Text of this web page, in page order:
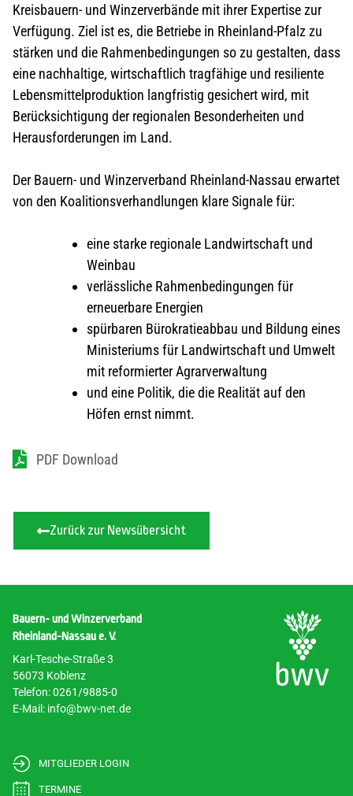
Kreisbauern- und Winzerverbände mit ihrer Expertise zur
Verfügung. Ziel ist es, die Betriebe in Rheinland-Pfalz zu
stärken und die Rahmenbedingungen so zu gestalten, dass
eine nachhaltige, wirtschaftlich tragfähige und resiliente
Lebensmittelproduktion langfristig gesichert wird, mit
Berücksichtigung der regionalen Besonderheiten und
Herausforderungen im Land.
Der Bauern- und Winzerverband Rheinland-Nassau erwartet
von den Koalitionsverhandlungen klare Signale für:
eine starke regionale Landwirtschaft und
Weinbau
verlässliche Rahmenbedingungen für
erneuerbare Energien
spürbaren Bürokratieabbau und Bildung eines
Ministeriums für Landwirtschaft und Umwelt
mit reformierter Agrarverwaltung
und eine Politik, die die Realität auf den
Höfen ernst nimmt.
PDF Download
Zurück zur Newsübersicht
Bauern- und Winzerverband
Rheinland-Nassau e. V.
Karl-Tesche-Straße 3
56073 Koblenz
Telefon: 0261/9885-0
E-Mail: info@bwv-net.de
MITGLIEDER LOGIN
TERMINE